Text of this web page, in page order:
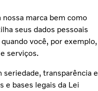
marca bem como
seus dados pessoais
você, por exemplo,
serviços.
seriedade, transparência e
e bases legais da Lei